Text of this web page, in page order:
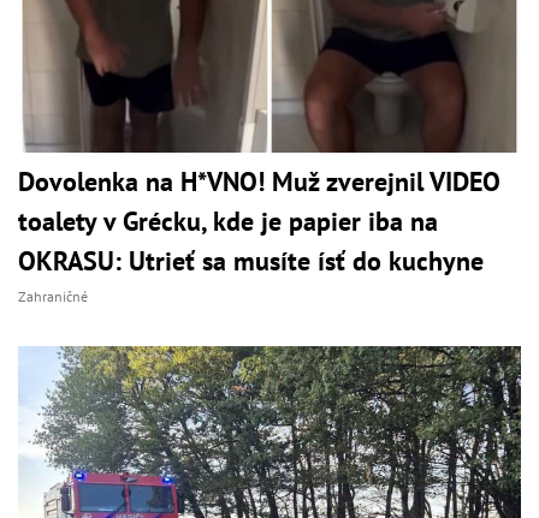
Dovolenka na H*VNO! Muž zverejnil VIDEO
toalety v Grécku, kde je papier iba na
OKRASU: Utrieť sa musíte ísť do kuchyne
Zahraničné